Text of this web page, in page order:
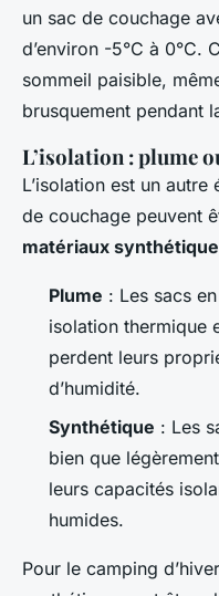
un sac de couchage
d’environ -5°C à 0°C.
sommeil paisible,
brusquement pendant
L’isolation : plume
L’isolation est un
de couchage peuvent
matériaux
Plume : Les sacs
isolation thermique
perdent leurs
d’humidité.
Synthétique : Les
bien que
leurs capacités
humides.
Pour le camping